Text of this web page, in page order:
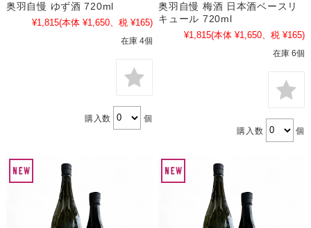
奥羽自慢 ゆず酒 720ml
¥1,815(本体 ¥1,650、税 ¥165)
在庫 4個
購入数 個
奥羽自慢 梅酒 日本酒ベースリ
キュール 720ml
¥1,815(本体 ¥1,650、税 ¥165)
在庫 6個
購入数 個